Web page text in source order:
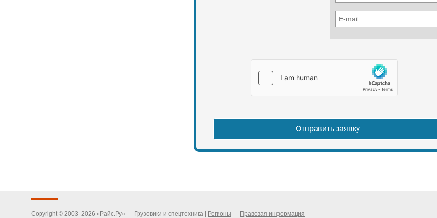
Ведущий мост
Задний ВОМ 540/1000 об/мин
м2/ч 16100
Copyright © 2003–2026 «Райс.Ру» — Грузовики и спецтехника | Регионы Правовая информация